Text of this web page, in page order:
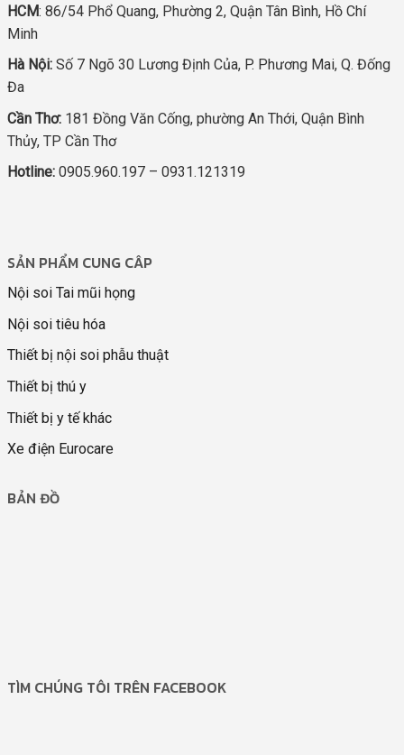
HCM: 86/54 Phổ Quang, Phường 2, Quận Tân Bình, Hồ Chí
Minh
Hà Nội: Số 7 Ngõ 30 Lương Định Của, P. Phương Mai, Q. Đống
Đa
Cần Thơ: 181 Đồng Văn Cống, phường An Thới, Quận Bình
Thủy, TP Cần Thơ
Hotline: 0905.960.197 – 0931.121319
SẢN PHẨM CUNG CÂP
Nội soi Tai mũi họng
Nội soi tiêu hóa
Thiết bị nội soi phẫu thuật
Thiết bị thú y
Thiết bị y tế khác
Xe điện Eurocare
BẢN ĐỒ
TÌM CHÚNG TÔI TRÊN FACEBOOK